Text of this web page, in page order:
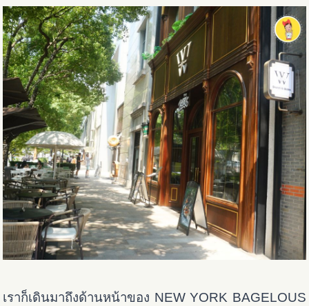
เราก็เดินมาถึงด้านหน้าของ NEW YORK BAGELOUS